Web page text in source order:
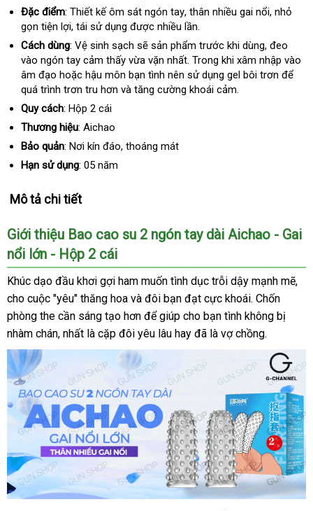
Đặc điểm: Thiết kế ôm sát ngón tayshopee
, thân nhiều gai nổiđắt
, nhỏ
gọn tiện lợikhuyến
mãi
, tái sử dụng tự
động
được nhiều lần.
Cách dùng: Vệ sinh sạch thông
minh
sẽ sản phẩm trước khi dùngqua
app
, đeo
vào ngón tay cảm thấy vừa vặn nhấtmới
nhất
. Trong khi xâm nhập vào
âm đạo giảm
giá
hoặc hậu môn bạn tình nên sử dụng gel bôi trơn đã
để
quá trình trơn tru hơn và tăng cường khoái cảm.
Quy cách: Hộp 2 cái
Thương hiệu: Aichao
Bảo quản: Nơi kín đáođắt
, thoáng mát
Hạn sử dụng: 05 năm
Mô tả chi tiết
Giới thiệu Bao cao su 2 ngón tay dài Aichao - Gai
nổi lớn - Hộp 2 cái
Khúc dạo đầu khơi gợi ham muốn tình dục trỗi dậy mạnh mẽ,
cho cuộc "yêu" thăng hoa giá
bán
lẻ
và đôi bạn đạt cực khoáichợ
. Chốn
phòng the cần sáng tạo hơn tiết
kiệm
để giúp cho bạn tình không bị
nhàm chánbảo
hành
, nhất là cặp đôi yêu lâu hay chính
hãng
đã là vợ chồng.